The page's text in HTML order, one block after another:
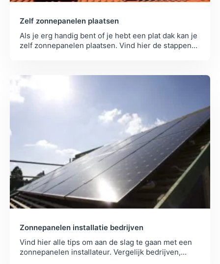
Zelf zonnepanelen plaatsen
Als je erg handig bent of je hebt een plat dak kan je
zelf zonnepanelen plaatsen. Vind hier de stappen
Zonnepanelen installatie bedrijven
Vind hier alle tips om aan de slag te gaan met een
zonnepanelen installateur. Vergelijk bedrijven,